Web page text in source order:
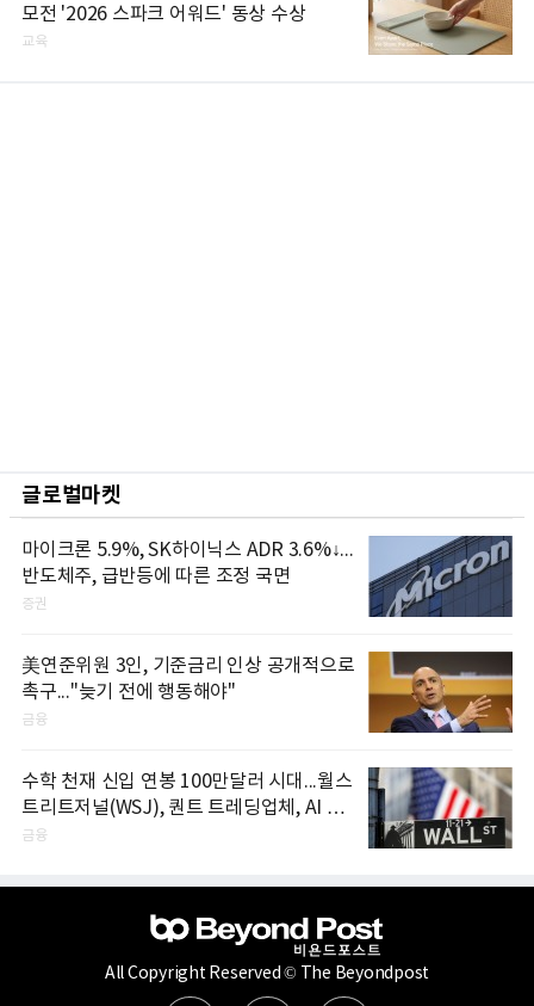
모전 '2026 스파크 어워드' 동상 수상
교육
글로벌마켓
마이크론 5.9%, SK하이닉스 ADR 3.6%↓...
반도체주, 급반등에 따른 조정 국면
증권
美연준위원 3인, 기준금리 인상 공개적으로
촉구..."늦기 전에 행동해야"
금융
수학 천재 신입 연봉 100만달러 시대...월스
트리트저널(WSJ), 퀀트 트레딩업체, AI 기
업들 인재 확보 경쟁
금융
All Copyright Reserved © The Beyondpost